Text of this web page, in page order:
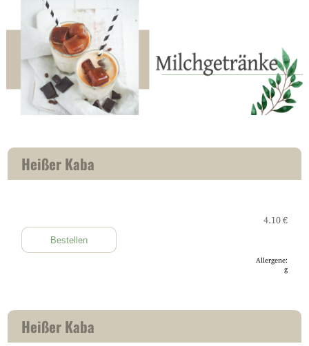
Heißer Kaba
4.10 €
Bestellen
Allergene:
g
Heißer Kaba